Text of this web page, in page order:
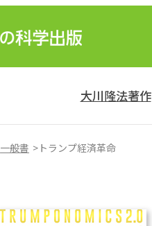
大川隆法著作
一般書 トランプ経済革命